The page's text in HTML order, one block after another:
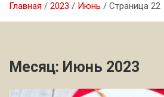
Главная 2023 Июнь Страница 22
Месяц: Июнь 2023